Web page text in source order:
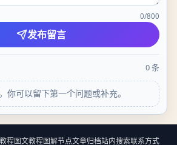
0/800
发布留言
0条
你可以留下第一个问题或补充。
程图文教程图解节点文章归档站内搜索联系方式